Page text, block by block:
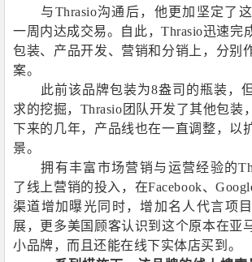
与Thrasio沟通后，他更加坚定了
一周内达成交易。自此，Thrasio迅速完
包装、产品开发、营销和分销上，分别
案。
此前该品牌包装为8盎司的瓶装，
求的挖掘， Thrasio 团队开发了其他包装
下来的几年，产品线也在一直调整，以
景。
拥有丰富市场营销与运营经验的
了线上营销的投入，在Facebook、
渠道增加曝光同时，增加名人代言项
展，更多美国顾客认识到这个原本在亚
小品牌，而且还能在线下实体店买到。